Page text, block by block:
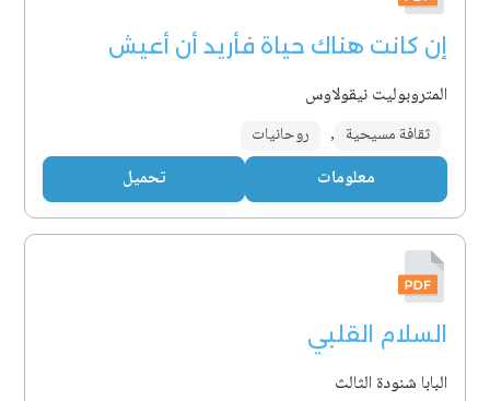
إن كانت هناك حياة فأريد أن أعيش
المتروبوليت نيقولاوس
ثقافة مسيحية , روحانيات
معلومات تحميل
السلام القلبي
البابا شنودة الثالث